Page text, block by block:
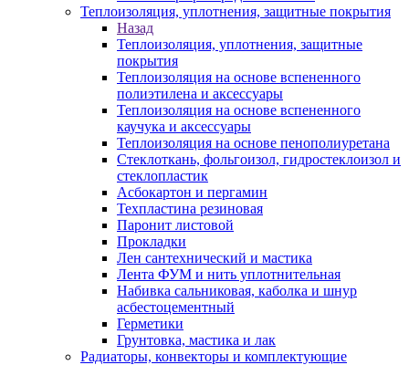
Теплоизоляция, уплотнения, защитные покрытия
Назад
Теплоизоляция, уплотнения, защитные
покрытия
Теплоизоляция на основе вспененного
полиэтилена и аксессуары
Теплоизоляция на основе вспененного
каучука и аксессуары
Теплоизоляция на основе пенополиуретана
Стеклоткань, фольгоизол, гидростеклоизол и
стеклопластик
Асбокартон и пергамин
Техпластина резиновая
Паронит листовой
Прокладки
Лен сантехнический и мастика
Лента ФУМ и нить уплотнительная
Набивка сальниковая, каболка и шнур
асбестоцементный
Герметики
Грунтовка, мастика и лак
Радиаторы, конвекторы и комплектующие